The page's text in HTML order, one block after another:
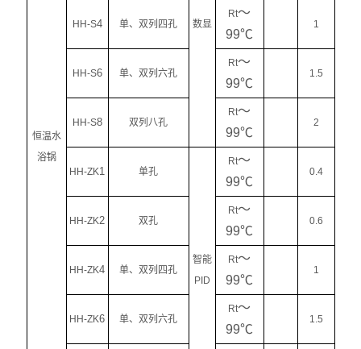
恒温水
浴锅
数显
HH-S4 单、双列四孔
Rt～
99℃
1
HH-S6 单、双列六孔
Rt～
99℃
1.5
HH-S8 双列八孔
Rt～
99℃
2
HH-ZK1 单孔
智能
PID
Rt～
99℃
0.4
HH-ZK2 双孔
Rt～
99℃
0.6
HH-ZK4 单、双列四孔
Rt～
99℃
1
HH-ZK6 单、双列六孔
Rt～
99℃
1.5